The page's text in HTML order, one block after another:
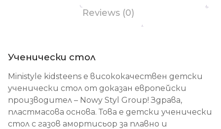
Reviews (0)
Ученически стол
Ministyle kidsteens е висококачествен детски
ученически стол от доказан европейски
производител – Nowy Styl Group! Здрава,
пластмасова основа. Това е детски ученически
стол с газов амортисьор за плавно и